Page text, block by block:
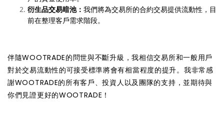
衍生品交易暗池： 我們將為交易所的合約交易提供流動性，目
前在整理客戶需求階段。
伴隨WOOTRADE的問世與不斷升級，我相信交易所和一般用戶
對於交易流動性的可接受標準將會有相當程度的提升。我非常感
謝WOOTRADE的所有客戶、投資人以及團隊的支持，並期待與
你們見證更好的WOOTRADE！